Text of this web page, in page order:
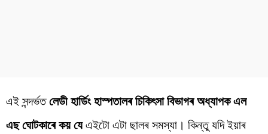
এই সন্দৰ্ভতলেডী হাৰ্ডিং হাস্পতালৰ চিকিৎসা বিভাগৰ অধ্যাপক এল
এছ ঘোটকাৰে কয় যেএইটো এটা ছালৰ সমস্যা। কিন্তু যদি ইয়াৰ